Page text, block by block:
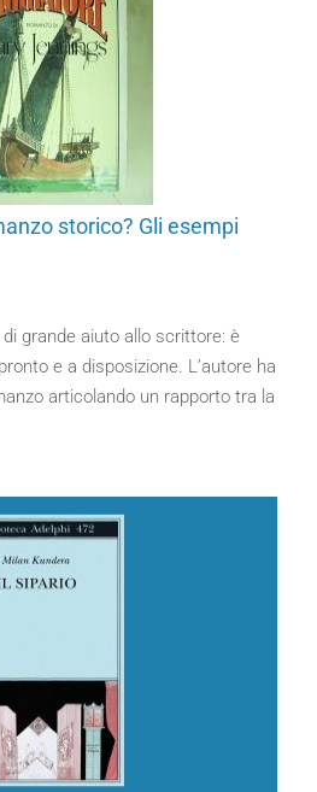
storico? Gli esempi
grande aiuto allo scrittore: è
e a disposizione. L’autore ha
articolando un rapporto tra la